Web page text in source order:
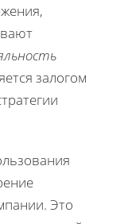
залогом
Это